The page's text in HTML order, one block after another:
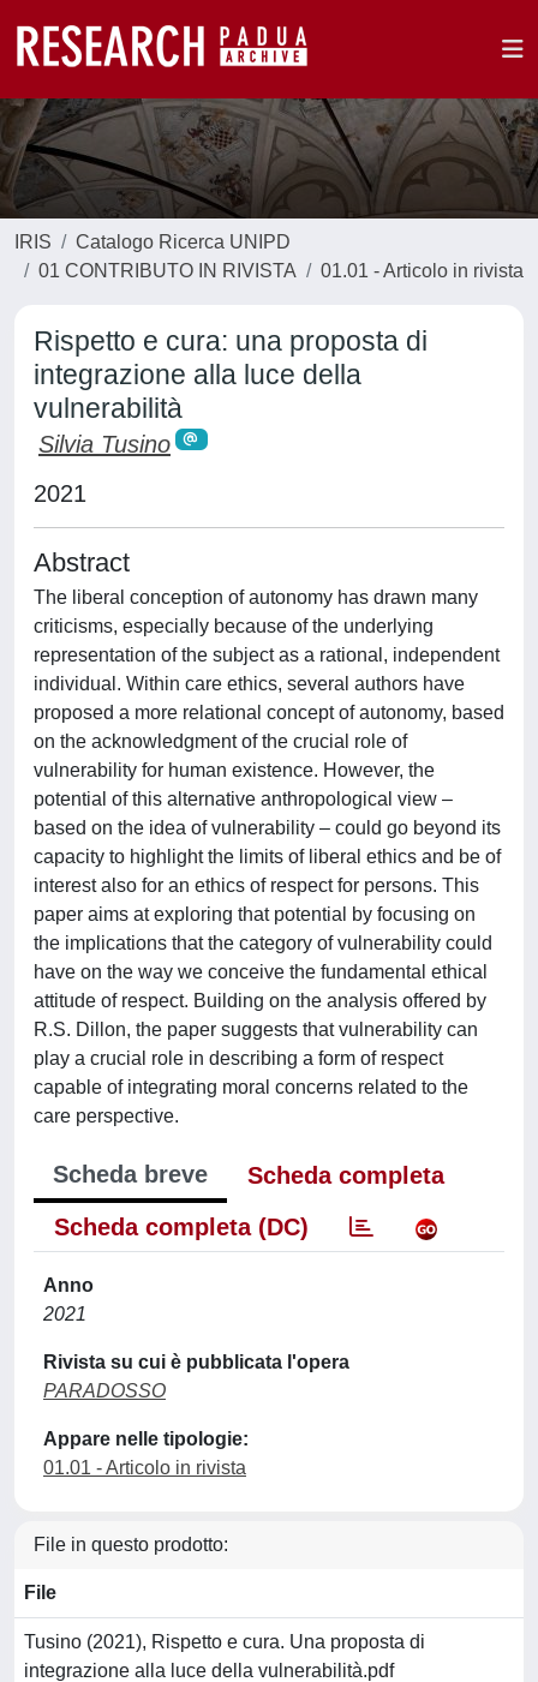
IRIS
Catalogo Ricerca UNIPD
01 CONTRIBUTO IN RIVISTA
01.01 - Articolo in rivista
Rispetto e cura: una proposta di
integrazione alla luce della
vulnerabilità
Silvia Tusino
2021
Abstract
The liberal conception of autonomy has drawn many
criticisms, especially because of the underlying
representation of the subject as a rational, independent
individual. Within care ethics, several authors have
proposed a more relational concept of autonomy, based
on the acknowledgment of the crucial role of
vulnerability for human existence. However, the
potential of this alternative anthropological view –
based on the idea of vulnerability – could go beyond its
capacity to highlight the limits of liberal ethics and be of
interest also for an ethics of respect for persons. This
paper aims at exploring that potential by focusing on
the implications that the category of vulnerability could
have on the way we conceive the fundamental ethical
attitude of respect. Building on the analysis offered by
R.S. Dillon, the paper suggests that vulnerability can
play a crucial role in describing a form of respect
capable of integrating moral concerns related to the
care perspective.
Scheda breve
Scheda completa
Scheda completa (DC)
Anno
2021
Rivista su cui è pubblicata l'opera
PARADOSSO
Appare nelle tipologie:
01.01 - Articolo in rivista
File in questo prodotto:
File
Tusino (2021), Rispetto e cura. Una proposta di
integrazione alla luce della vulnerabilità.pdf